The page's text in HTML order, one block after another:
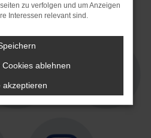
zu verfolgen und um Anzeigen
Interessen relevant sind.
ablehnen
akzeptieren